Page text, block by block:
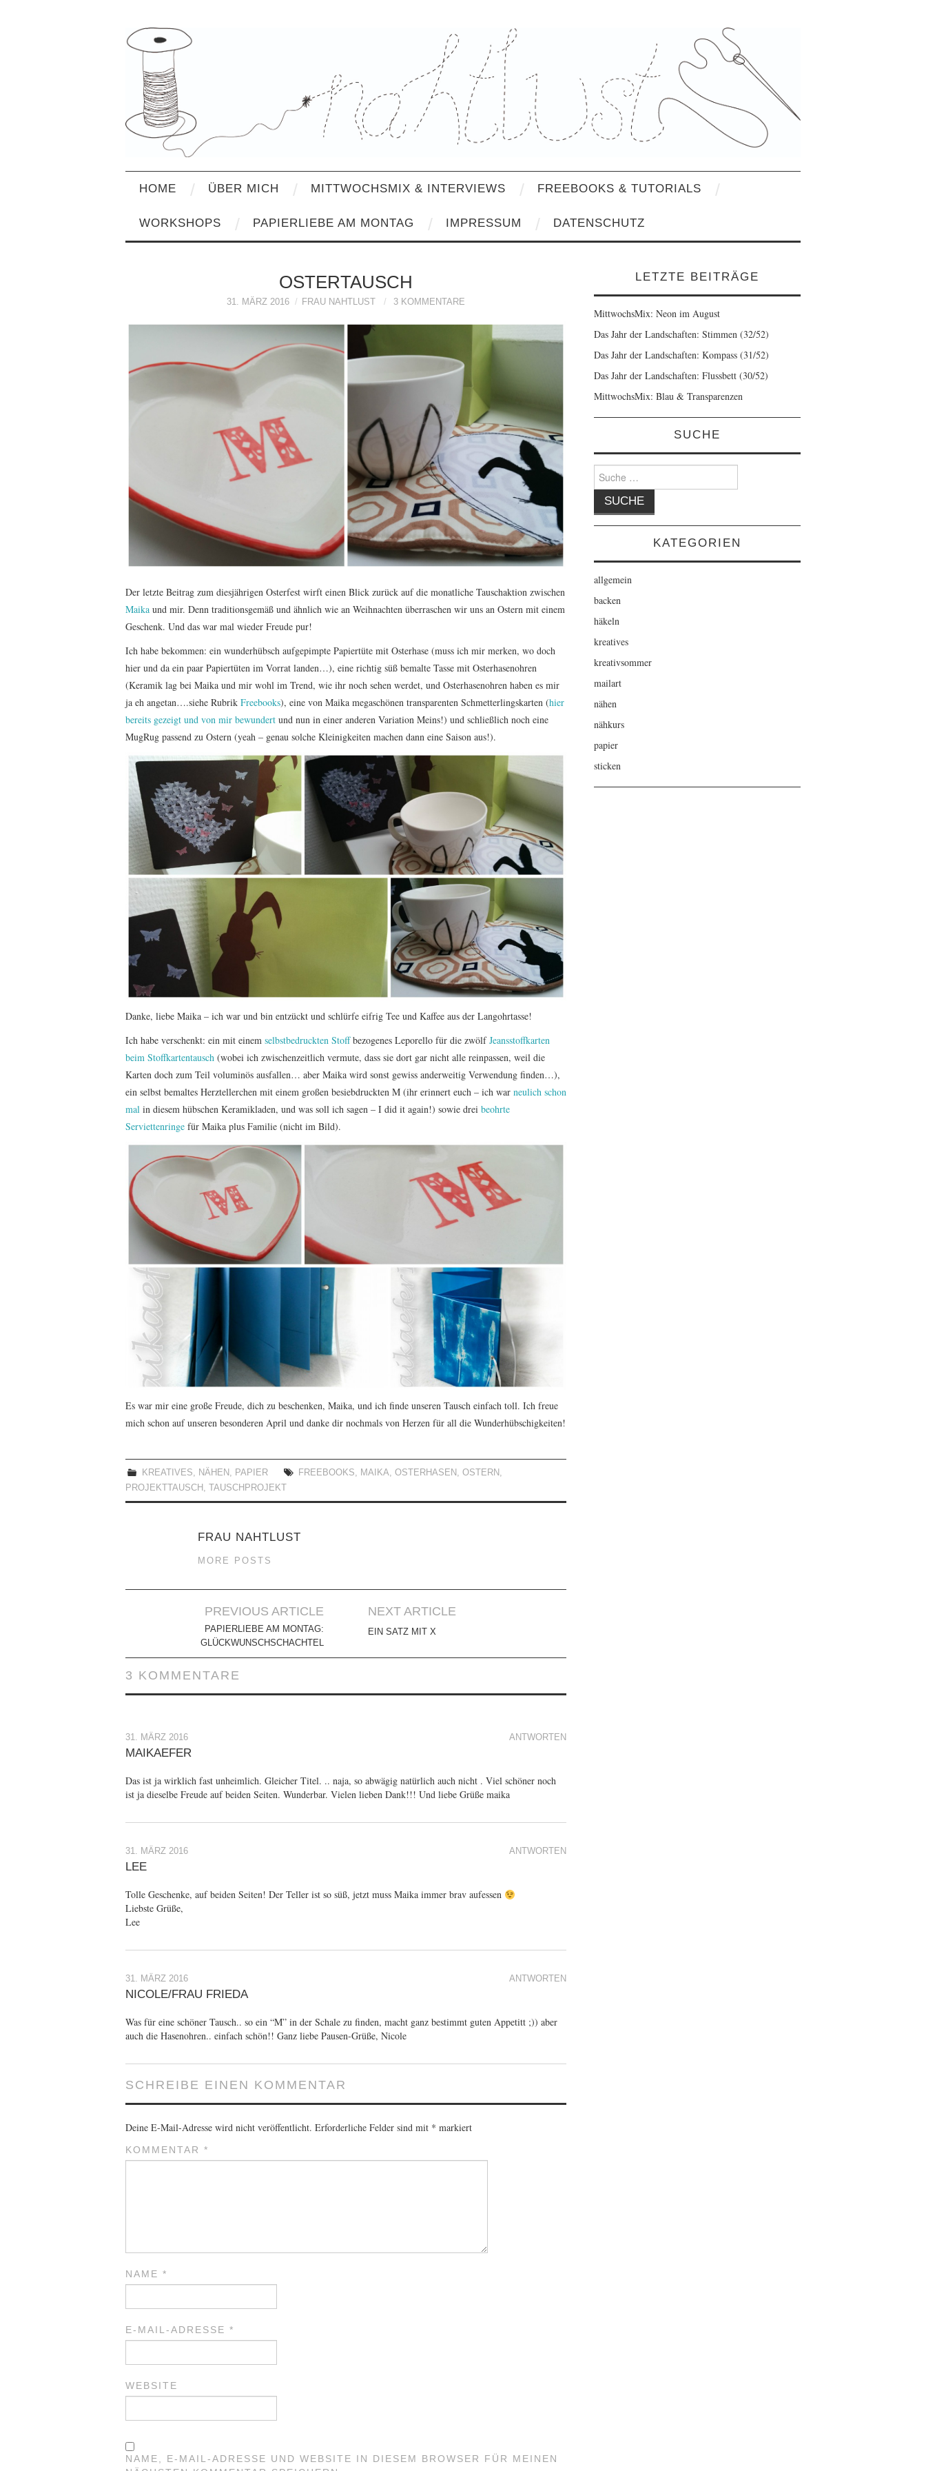
HOME ÜBER MICH MITTWOCHSMIX & INTERVIEWS FREEBOOKS & TUTORIALS
WORKSHOPS PAPIERLIEBE AM MONTAG IMPRESSUM DATENSCHUTZ
OSTERTAUSCH
31. MÄRZ 2016 FRAU NAHTLUST 3 KOMMENTARE
Der letzte Beitrag zum diesjährigen Osterfest wirft einen Blick zurück auf die monatliche Tauschaktion zwischen
Maika und mir. Denn traditionsgemäß und ähnlich wie an Weihnachten überraschen wir uns an Ostern mit einem
Geschenk. Und das war mal wieder Freude pur!
Ich habe bekommen: ein wunderhübsch aufgepimpte Papiertüte mit Osterhase (muss ich mir merken, wo doch
hier und da ein paar Papiertüten im Vorrat landen…), eine richtig süß bemalte Tasse mit Osterhasenohren
(Keramik lag bei Maika und mir wohl im Trend, wie ihr noch sehen werdet, und Osterhasenohren haben es mir
ja eh angetan….siehe Rubrik Freebooks), eine von Maika megaschönen transparenten Schmetterlingskarten (hier
bereits gezeigt und von mir bewundert und nun in einer anderen Variation Meins!) und schließlich noch eine
MugRug passend zu Ostern (yeah – genau solche Kleinigkeiten machen dann eine Saison aus!).
Danke, liebe Maika – ich war und bin entzückt und schlürfe eifrig Tee und Kaffee aus der Langohrtasse!
Ich habe verschenkt: ein mit einem selbstbedruckten Stoffbezogenes Leporello für die zwölfJeansstoffkarten
beim Stoffkartentausch (wobei ich zwischenzeitlich vermute, dass sie dort gar nicht alle reinpassen, weil die
Karten doch zum Teil voluminös ausfallen… aber Maika wird sonst gewiss anderweitig Verwendung finden…),
ein selbst bemaltes Herztellerchen mit einem großen besiebdruckten M (ihr erinnert euch – ich war neulich schon
mal in diesem hübschen Keramikladen, und was soll ich sagen – I did it again!) sowie drei beohrte
Serviettenringe für Maika plus Familie (nicht im Bild).
Es war mir eine große Freude, dich zu beschenken, Maika, und ich finde unseren Tausch einfach toll. Ich freue
mich schon auf unseren besonderen April und danke dir nochmals von Herzen für all die Wunderhübschigkeiten!
KREATIVES, NÄHEN , PAPIER FREEBOOKS, MAIKA,OSTERHASEN ,OSTERN ,
PROJEKTTAUSCH , TAUSCHPROJEKT
FRAU NAHTLUST
MORE POSTS
Navigation
PREVIOUS ARTICLE
PAPIERLIEBE AM MONTAG:
GLÜCKWUNSCHSCHACHTEL
NEXT ARTICLE
EIN SATZ MIT X
3 KOMMENTARE
ANTWORTEN
31. MÄRZ 2016
MAIKAEFER
Das ist ja wirklich fast unheimlich. Gleicher Titel. .. naja, so abwägig natürlich auch nicht . Viel schöner noch
ist ja dieselbe Freude auf beiden Seiten. Wunderbar. Vielen lieben Dank!!! Und liebe Grüße maika
ANTWORTEN
31. MÄRZ 2016
LEE
Tolle Geschenke, auf beiden Seiten! Der Teller ist so süß, jetzt muss Maika immer brav aufessen
Liebste Grüße,
Lee
ANTWORTEN
31. MÄRZ 2016
NICOLE/FRAU FRIEDA
Was für eine schöner Tausch.. so ein “M” in der Schale zu finden, macht ganz bestimmt guten Appetitt ;)) aber
auch die Hasenohren.. einfach schön!! Ganz liebe Pausen-Grüße, Nicole
SCHREIBE EINEN KOMMENTAR
Deine E-Mail-Adresse wird nicht veröffentlicht. Erforderliche Felder sind mit * markiert
KOMMENTAR *
NAME *
E-MAIL-ADRESSE *
WEBSITE
NAME, E-MAIL-ADRESSE UND WEBSITE IN DIESEM BROWSER FÜR MEINEN
LETZTE BEITRÄGE
MittwochsMix: Neon im August
Das Jahr der Landschaften: Stimmen (32/52)
Das Jahr der Landschaften: Kompass (31/52)
Das Jahr der Landschaften: Flussbett (30/52)
MittwochsMix: Blau & Transparenzen
SUCHE
Suche
nach:
KATEGORIEN
allgemein
backen
häkeln
kreatives
kreativsommer
mailart
nähen
nähkurs
papier
sticken